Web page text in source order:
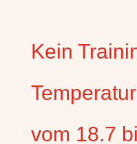
Kein
vom 18.7